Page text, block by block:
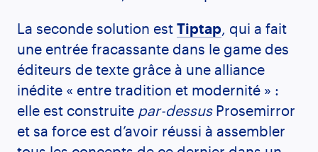
La seconde solution est Tiptap , qui a fait
une entrée fracassante dans le game des
éditeurs de texte grâce à une alliance
inédite « entre tradition et modernité » :
elle est construite par-dessusProsemirror
et sa force est d’avoir réussi à assembler